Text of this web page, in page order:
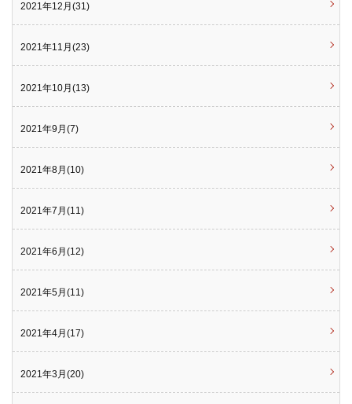
2021年12月(31)
2021年11月(23)
2021年10月(13)
2021年9月(7)
2021年8月(10)
2021年7月(11)
2021年6月(12)
2021年5月(11)
2021年4月(17)
2021年3月(20)